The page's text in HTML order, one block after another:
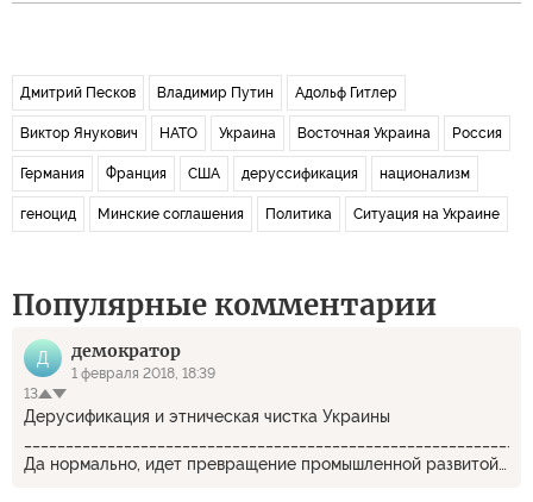
Дмитрий Песков Владимир Путин Адольф Гитлер
Виктор Янукович НАТО Украина Восточная Украина Россия
Германия Франция США деруссификация национализм
геноцид Минские соглашения Политика Ситуация на Украине
Популярные комментарии
Д демократор
1 февраля 2018, 18:39
13
Дерусификация и этническая чистка Украины
Да нормально, идет превращение промышленной развитой